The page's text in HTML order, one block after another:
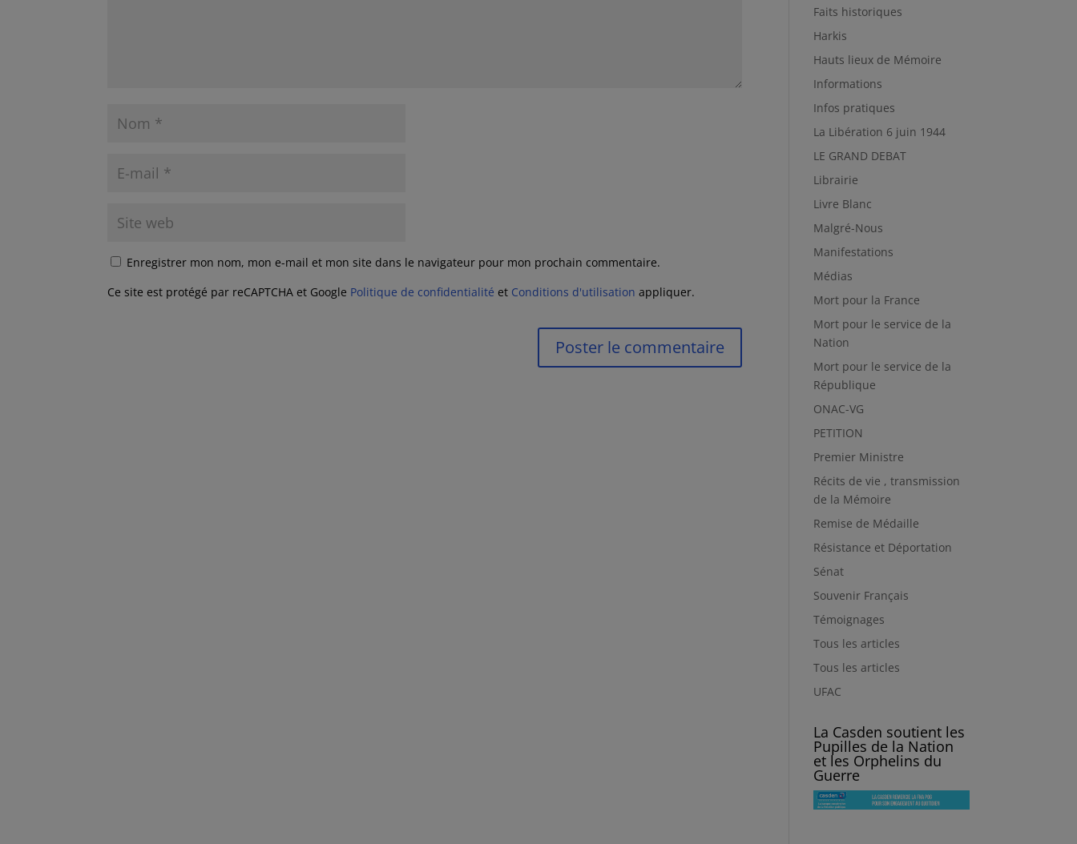
Enregistrer mon nom, mon e-mail et mon site dans le navigateur pour mon prochain commentaire.
Ce site est protégé par reCAPTCHA et Google Politique de confidentialité et Conditions d'utilisation appliquer.
Faits historiques
Harkis
Hauts lieux de Mémoire
Informations
Infos pratiques
La Libération 6 juin 1944
LE GRAND DEBAT
Librairie
Livre Blanc
Malgré-Nous
Manifestations
Médias
Mort pour la France
Mort pour le service de la
Nation
Mort pour le service de la
République
ONAC-VG
PETITION
Premier Ministre
Récits de vie , transmission
de la Mémoire
Remise de Médaille
Résistance et Déportation
Sénat
Souvenir Français
Témoignages
Tous les articles
Tous les articles
UFAC
La Casden soutient les
Pupilles de la Nation
et les Orphelins du
Guerre